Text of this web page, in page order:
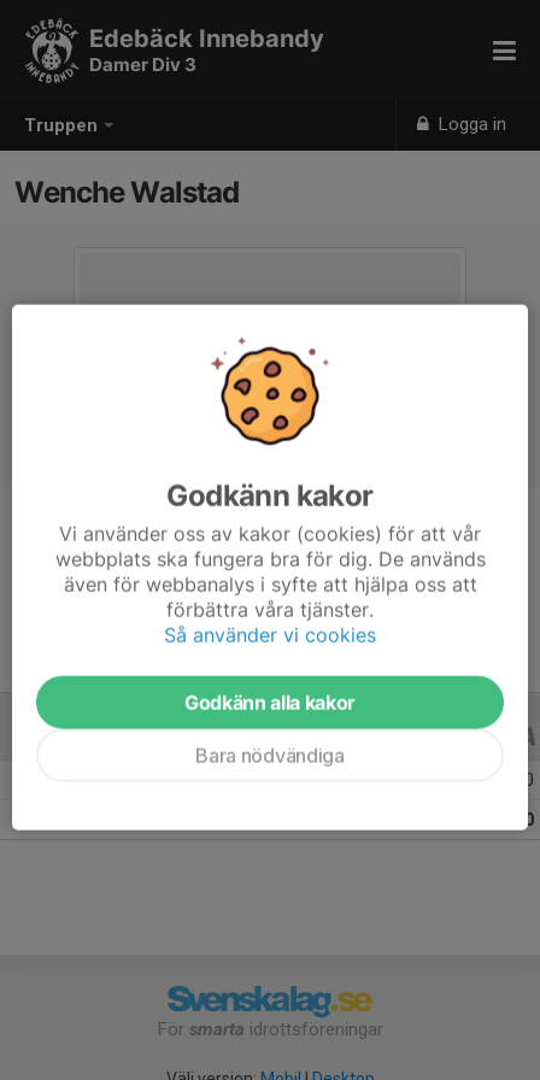
Truppen Logga in
Edebäck Innebandy
Damer Div 3
Wenche Walstad
Position
-
34 år
0
0
För smarta idrottsföreningar
Godkänn kakor
Vi använder oss av kakor (cookies) för att vår
webbplats ska fungera bra för dig. De används
även för webbanalys i syfte att hjälpa oss att
förbättra våra tjänster.
Så använder vi cookies
Godkänn alla kakor
Bara nödvändiga